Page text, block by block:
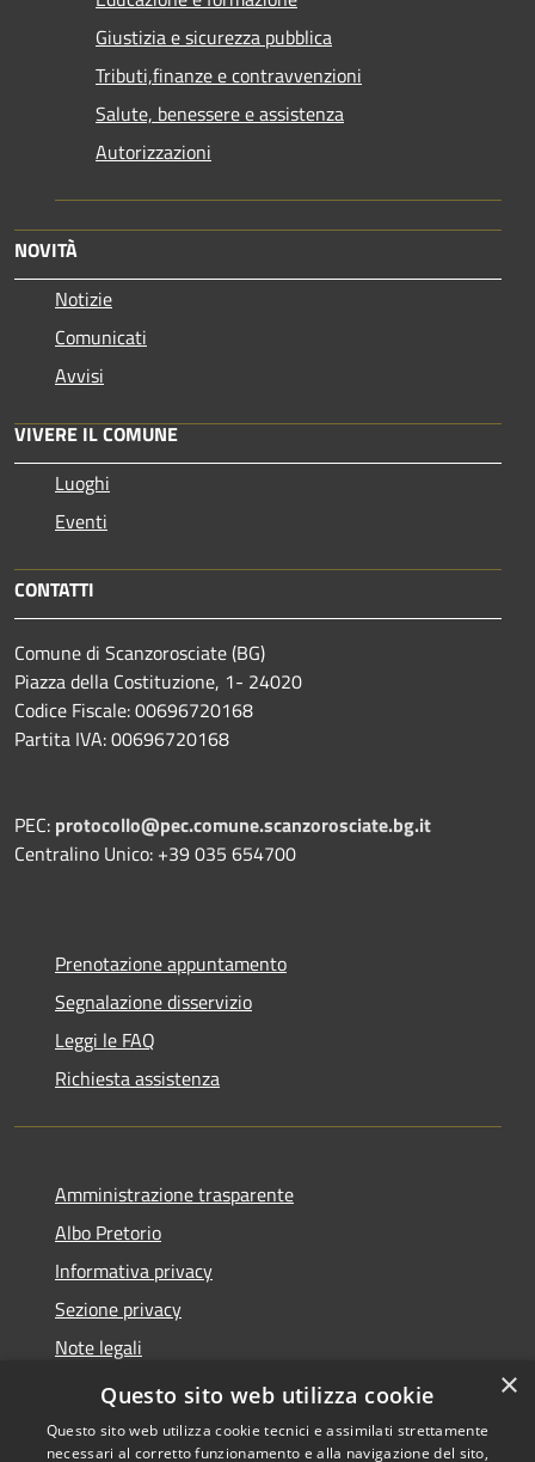
Giustizia e sicurezza pubblica
Tributi,finanze e contravvenzioni
Salute, benessere e assistenza
Autorizzazioni
NOVITÀ
Notizie
Comunicati
Avvisi
VIVERE IL COMUNE
Luoghi
Eventi
CONTATTI
Comune di Scanzorosciate (BG)
Piazza della Costituzione, 1- 24020
Codice Fiscale: 00696720168
Partita IVA: 00696720168
PEC: protocollo@pec.comune.scanzorosciate.bg.it
Centralino Unico: +39 035 654700
Prenotazione appuntamento
Segnalazione disservizio
Leggi le FAQ
Richiesta assistenza
Amministrazione trasparente
Albo Pretorio
Informativa privacy
Sezione privacy
Note legali
Dichiarazione di accessibilità
×
Questo sito web utilizza cookie
Questo sito web utilizza cookie tecnici e assimilati strettamente
necessari al corretto funzionamento e alla navigazione del sito,